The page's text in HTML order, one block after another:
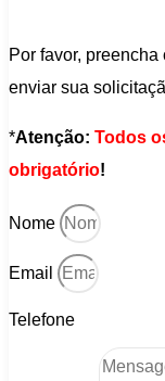
Por favor,
enviar sua
*Atenção: Todos
obrigatório!
Nome
Email
Telefone